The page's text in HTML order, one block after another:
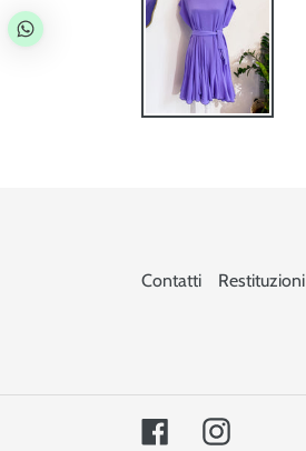
Contatti Restituzioni
FacebookInstagram